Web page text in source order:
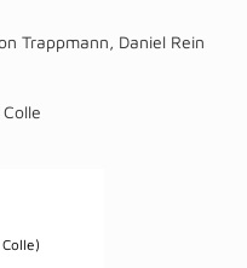
Trappmann, Daniel Rein